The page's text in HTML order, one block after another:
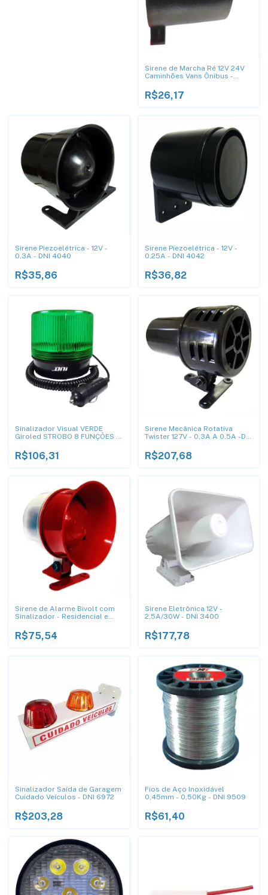
Sirene de Marcha Ré 12V 24V
Caminhões Vans Ônibus -
R$26,17
Sirene Piezoelétrica - 12V -
0,3A - DNI 4040
R$35,86
Sirene Piezoelétrica - 12V -
0,25A - DNI 4042
R$36,82
Sinalizador Visual VERDE
Giroled STROBO 8 FUNÇÕES -
R$106,31
Sirene Mecânica Rotativa
Twister 127V - 0,3A A 0,5A -DNI
R$207,68
Sirene de Alarme Bivolt com
Sinalizador - Residencial e
R$75,54
Sirene Eletrônica 12V -
2,5A/30W - DNI 3400
R$177,78
Sinalizador Saída de Garagem
Cuidado Veículos - DNI 6972
R$203,28
Fios de Aço Inoxidável
0,45mm - 0,50Kg - DNI 9509
R$61,40